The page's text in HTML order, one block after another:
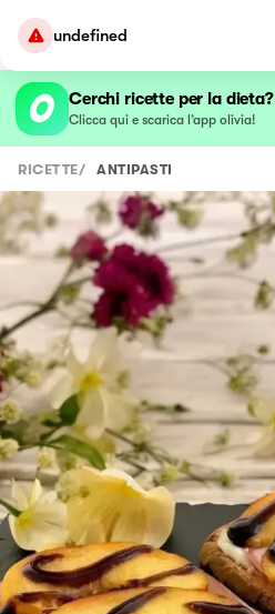
undefined
Cerchi ricette per la dieta?
Clicca qui e scarica l’app olivia!
RICETTE/ ANTIPASTI